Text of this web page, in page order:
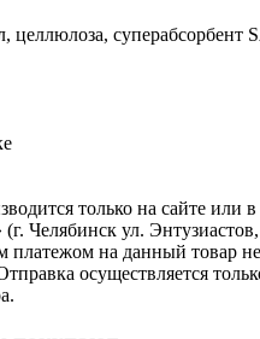
целлюлоза, суперабсорбент
только на сайте или
Челябинск ул.
платежом на данный товар не
осуществляется